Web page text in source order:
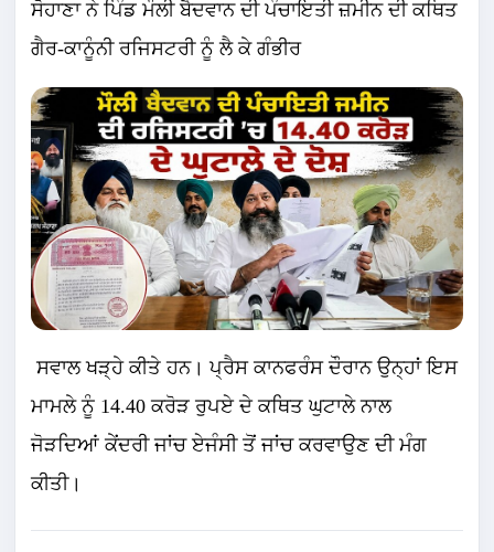
ਸੋਹਾਣਾ ਨੇ ਪਿੰਡ ਮੌਲੀ ਬੈਦਵਾਨ ਦੀ ਪੰਚਾਇਤੀ ਜ਼ਮੀਨ ਦੀ ਕਥਿਤ
ਗੈਰ-ਕਾਨੂੰਨੀ ਰਜਿਸਟਰੀ ਨੂੰ ਲੈ ਕੇ ਗੰਭੀਰ
ਸਵਾਲ ਖੜ੍ਹੇ ਕੀਤੇ ਹਨ। ਪ੍ਰੈਸ ਕਾਨਫਰੰਸ ਦੌਰਾਨ ਉਨ੍ਹਾਂ ਇਸ
ਮਾਮਲੇ ਨੂੰ 14.40 ਕਰੋੜ ਰੁਪਏ ਦੇ ਕਥਿਤ ਘੁਟਾਲੇ ਨਾਲ
ਜੋੜਦਿਆਂ ਕੇਂਦਰੀ ਜਾਂਚ ਏਜੰਸੀ ਤੋਂ ਜਾਂਚ ਕਰਵਾਉਣ ਦੀ ਮੰਗ
ਕੀਤੀ।